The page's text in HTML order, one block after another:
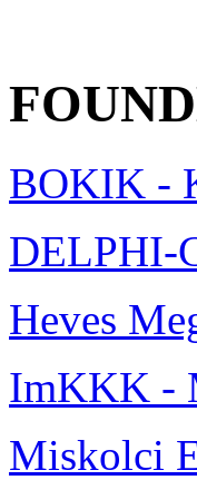
BOKIK -
DELPHI-
Heves
ImKKK -
Miskolci